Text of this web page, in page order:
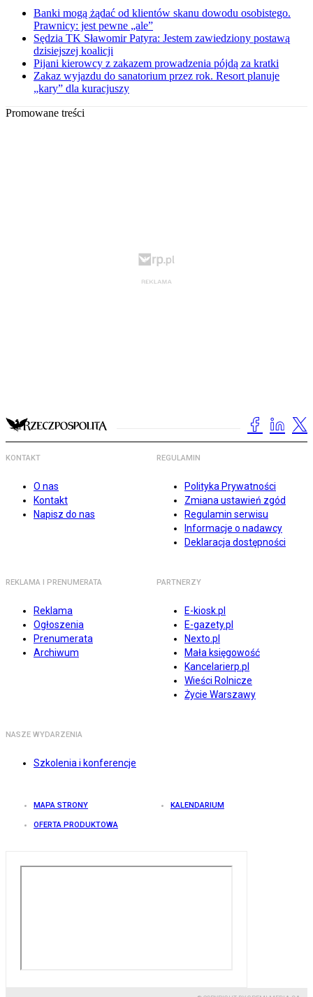
Banki mogą żądać od klientów skanu dowodu osobistego.
Prawnicy: jest pewne „ale”
Sędzia TK Sławomir Patyra: Jestem zawiedziony postawą
dzisiejszej koalicji
Pijani kierowcy z zakazem prowadzenia pójdą za kratki
Zakaz wyjazdu do sanatorium przez rok. Resort planuje
„kary” dla kuracjuszy
Promowane treści
KONTAKT
O nas
Kontakt
Napisz do nas
REGULAMIN
Polityka Prywatności
Zmiana ustawień zgód
Regulamin serwisu
Informacje o nadawcy
Deklaracja dostępności
REKLAMA I PRENUMERATA
Reklama
Ogłoszenia
Prenumerata
Archiwum
PARTNERZY
E-kiosk.pl
E-gazety.pl
Nexto.pl
Mała księgowość
Kancelarierp.pl
Wieści Rolnicze
Życie Warszawy
NASZE WYDARZENIA
Szkolenia i konferencje
MAPA STRONY KALENDARIUM
OFERTA PRODUKTOWA